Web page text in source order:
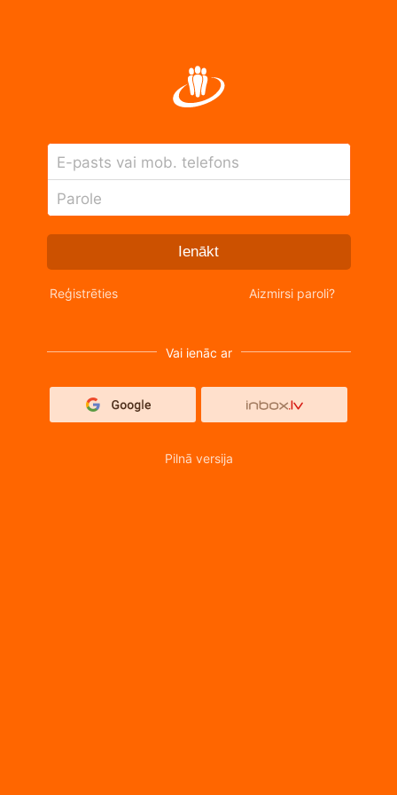
E-pasts vai mob. telefons
Parole
Ienākt
Reģistrēties Aizmirsi paroli?
Vai ienāc ar
Pilnā versija